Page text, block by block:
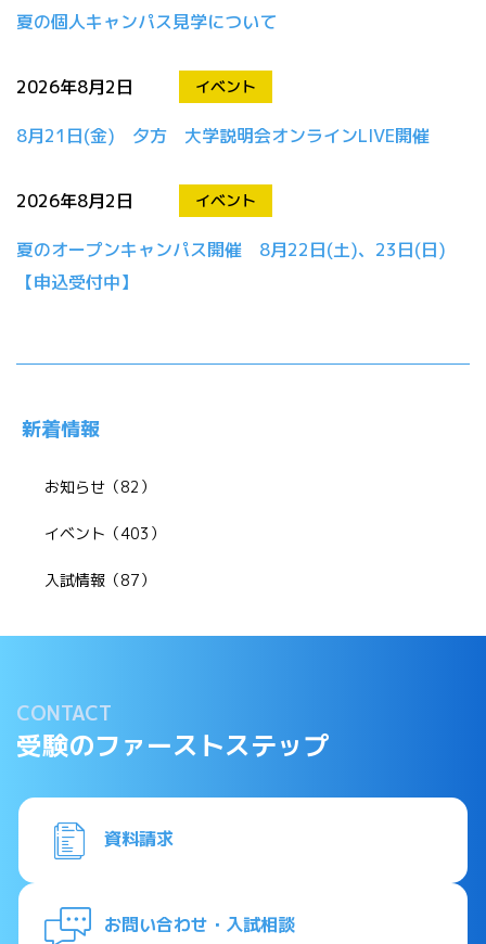
夏の個人キャンパス見学について
2026年8月2日 イベント
8月21日(金) 夕方 大学説明会オンラインLIVE開催
2026年8月2日 イベント
夏のオープンキャンパス開催 8月22日(土)、23日(日)
【申込受付中】
新着情報
お知らせ（82）
イベント（403）
入試情報（87）
CONTACT
受験のファーストステップ
資料請求
お問い合わせ・入試相談